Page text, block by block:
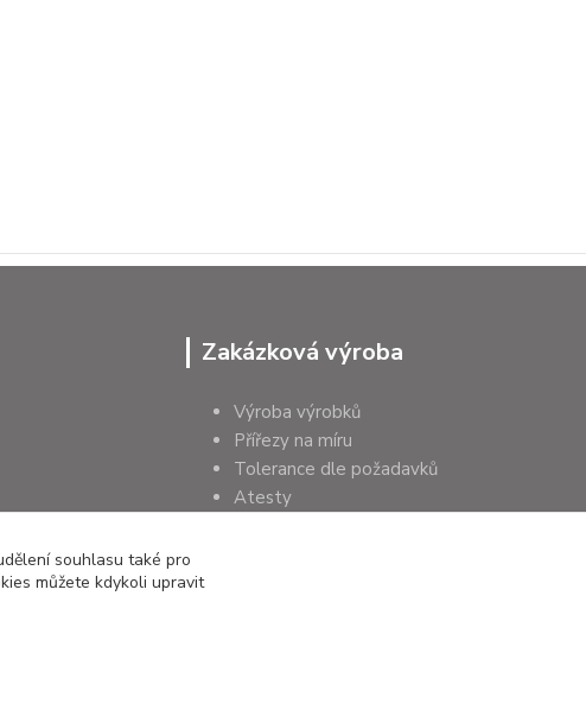
Zakázková výroba
Výroba výrobků
Přířezy na míru
Tolerance dle požadavků
Atesty
souhlasu také pro
můžete kdykoli upravit